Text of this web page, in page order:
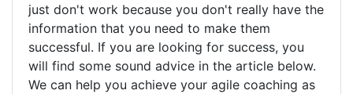
just don't work because you don't really have the
information that you need to make them
successful. If you are looking for success, you
will find some sound advice in the article below.
We can help you achieve your agile coaching as